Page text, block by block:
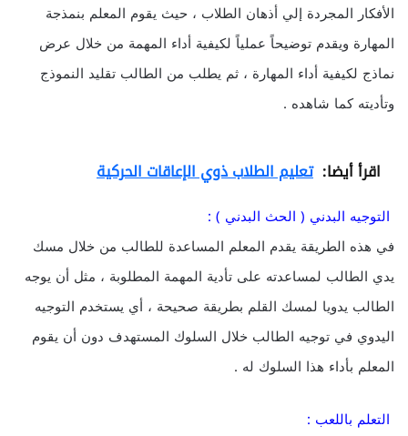
الأفكار المجردة إلي أذهان الطلاب ، حيث يقوم المعلم بنمذجة
المهارة ويقدم توضيحاً عملياً لكيفية أداء المهمة من خلال عرض
نماذج لكيفية أداء المهارة ، ثم يطلب من الطالب تقليد النموذج
وتأديته كما شاهده .
اقرأ أيضا: تعليم الطلاب ذوي الإعاقات الحركية
التوجيه البدني ( الحث البدني ) :
في هذه الطريقة يقدم المعلم المساعدة للطالب من خلال مسك
يدي الطالب لمساعدته على تأدية المهمة المطلوبة ، مثل أن يوجه
الطالب يدويا لمسك القلم بطريقة صحيحة ، أي يستخدم التوجيه
اليدوي في توجيه الطالب خلال السلوك المستهدف دون أن يقوم
المعلم بأداء هذا السلوك له .
التعلم باللعب :